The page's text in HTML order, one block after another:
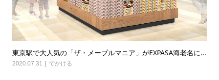
東京駅で大人気の「ザ・メープルマニア」がEXPASA海老名に...
2020.07.31 でかける